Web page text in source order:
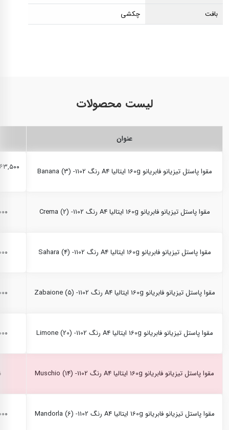
بافت
چکشی
لیست محصولات
عنوان
مقوا پاستل تیزیانو فابریانو 160g ایتالیا A4 رنگ Banana (3) -1102 ۲۶۳,۵۰۰
مقوا پاستل تیزیانو فابریانو 160g ایتالیا A4 رنگ Crema (2) -1102
مقوا پاستل تیزیانو فابریانو 160g ایتالیا A4 رنگ Sahara (4) -1102
مقوا پاستل تیزیانو فابریانو 160g ایتالیا A4 رنگ Zabaione (5) -1102
مقوا پاستل تیزیانو فابریانو 160g ایتالیا A4 رنگ Limone (20) -1102
مقوا پاستل تیزیانو فابریانو 160g ایتالیا A4 رنگ Muschio (14) -1102
مقوا پاستل تیزیانو فابریانو 160g ایتالیا A4 رنگ Mandorla (6) -1102